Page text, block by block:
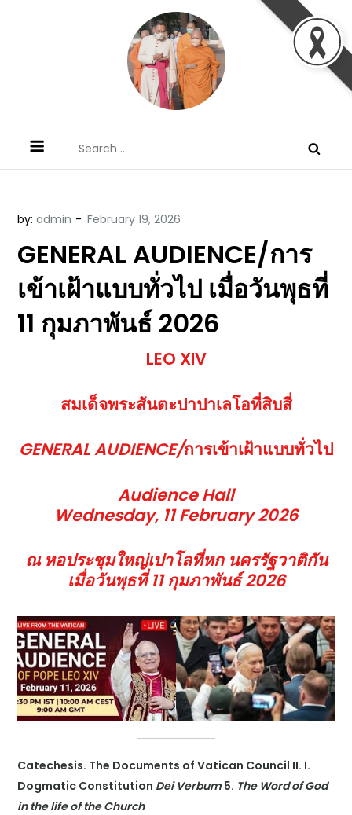
ประทานพระพรแก่พวกท่านท้งหลายเทอญ
for:
by:admin
GENERAL AUDIENCE/การ
เข้าเฝ้าแบบทั่วไป เมื่อวันพุธที่
11 กุมภาพันธ์ 2026
LEO XIV
สมเด็จพระสันตะปาปาเลโอที่สิบสี่
GENERAL AUDIENCE/การเข้าเฝ้าแบบทั่วไป
Audience Hall
Wednesday, 11 February 2026
ณ หอประชุมใหญ่เปาโลที่หก นครรัฐวาติกัน
เมื่อวันพุธที่ 11 กุมภาพันธ์ 2026
Catechesis. The Documents of Vatican Council II. I.
Dogmatic Constitution Dei Verbum 5. The Word of God
in the life of the Church